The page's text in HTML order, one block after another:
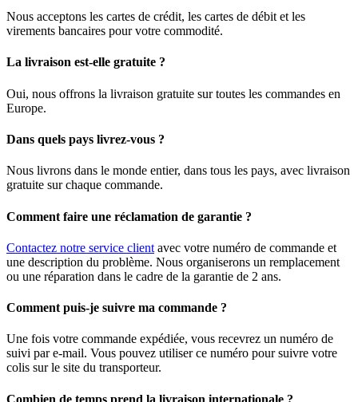
Nous acceptons les cartes de crédit, les cartes de débit et les
virements bancaires pour votre commodité.
La livraison est-elle gratuite ?
Oui, nous offrons la livraison gratuite sur toutes les commandes en
Europe.
Dans quels pays livrez-vous ?
Nous livrons dans le monde entier, dans tous les pays, avec livraison
gratuite sur chaque commande.
Comment faire une réclamation de garantie ?
Contactez notre service client avec votre numéro de commande et
une description du problème. Nous organiserons un remplacement
ou une réparation dans le cadre de la garantie de 2 ans.
Comment puis-je suivre ma commande ?
Une fois votre commande expédiée, vous recevrez un numéro de
suivi par e-mail. Vous pouvez utiliser ce numéro pour suivre votre
colis sur le site du transporteur.
Combien de temps prend la livraison internationale ?